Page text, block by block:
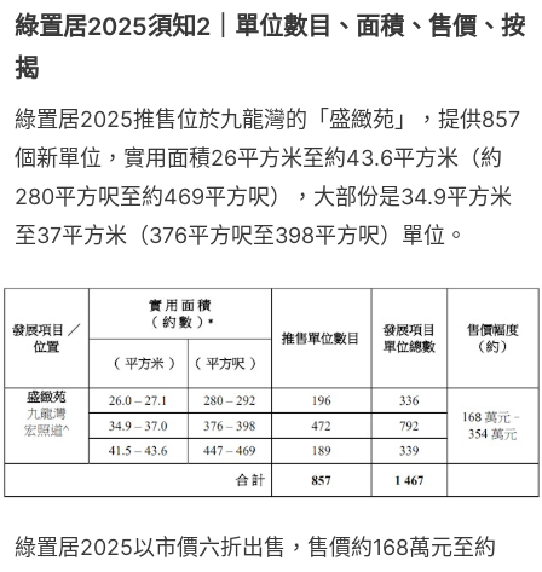
綠置居2025須知2｜單位數目、面積、售價、按
揭
綠置居2025推售位於九龍灣的「盛緻苑」，提供857
個新單位，實用面積26平方米至約43.6平方米（約
280平方呎至約469平方呎），大部份是34.9平方米
至37平方米（376平方呎至398平方呎）單位。
綠置居2025以市價六折出售，售價約168萬元至約